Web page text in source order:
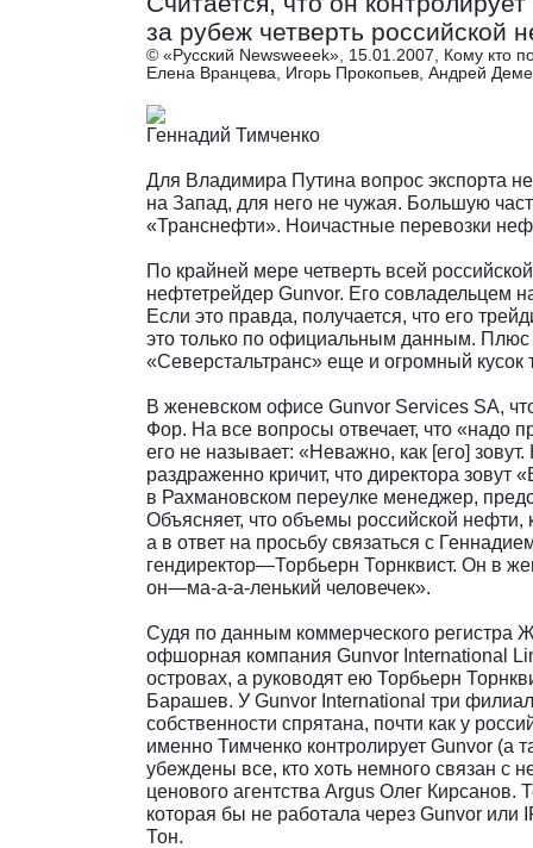
за рубеж четверть российской
© «Русский Newsweeek», 15.01.2007, Кому кто
Елена Вранцева, Игорь Прокопьев, Андрей
Геннадий Тимченко
Для Владимира Путина вопрос экспорта
на Запад, для него не чужая. Большую
«Транснефти». Ноичастные перевозки
По крайней мере четверть всей
нефтетрейдер Gunvor. Его совладельцем
Если это правда, получается, что его
это только по официальным данным. Плюс
«Северстальтранс» еще и огромный кусок
В женевском офисе Gunvor Services SA,
Фор. На все вопросы отвечает, что «надо
его не называет: «Неважно, как [его]
раздраженно кричит, что директора зовут
в Рахмановском переулке менеджер,
Объясняет, что объемы российской нефти,
а в ответ на просьбу связаться с
гендиректор—Торбьерн Торнквист. Он в
он—ма-а-а-ленький человечек».
Судя по данным коммерческого регистра
офшорная компания Gunvor International
островах, а руководят ею Торбьерн
Барашев. У Gunvor International три
собственности спрятана, почти как у
именно Тимченко контролирует Gunvor (а
убеждены все, кто хоть немного связан с
ценового агентства Argus Олег
которая бы не работала через Gunvor или
Тон.